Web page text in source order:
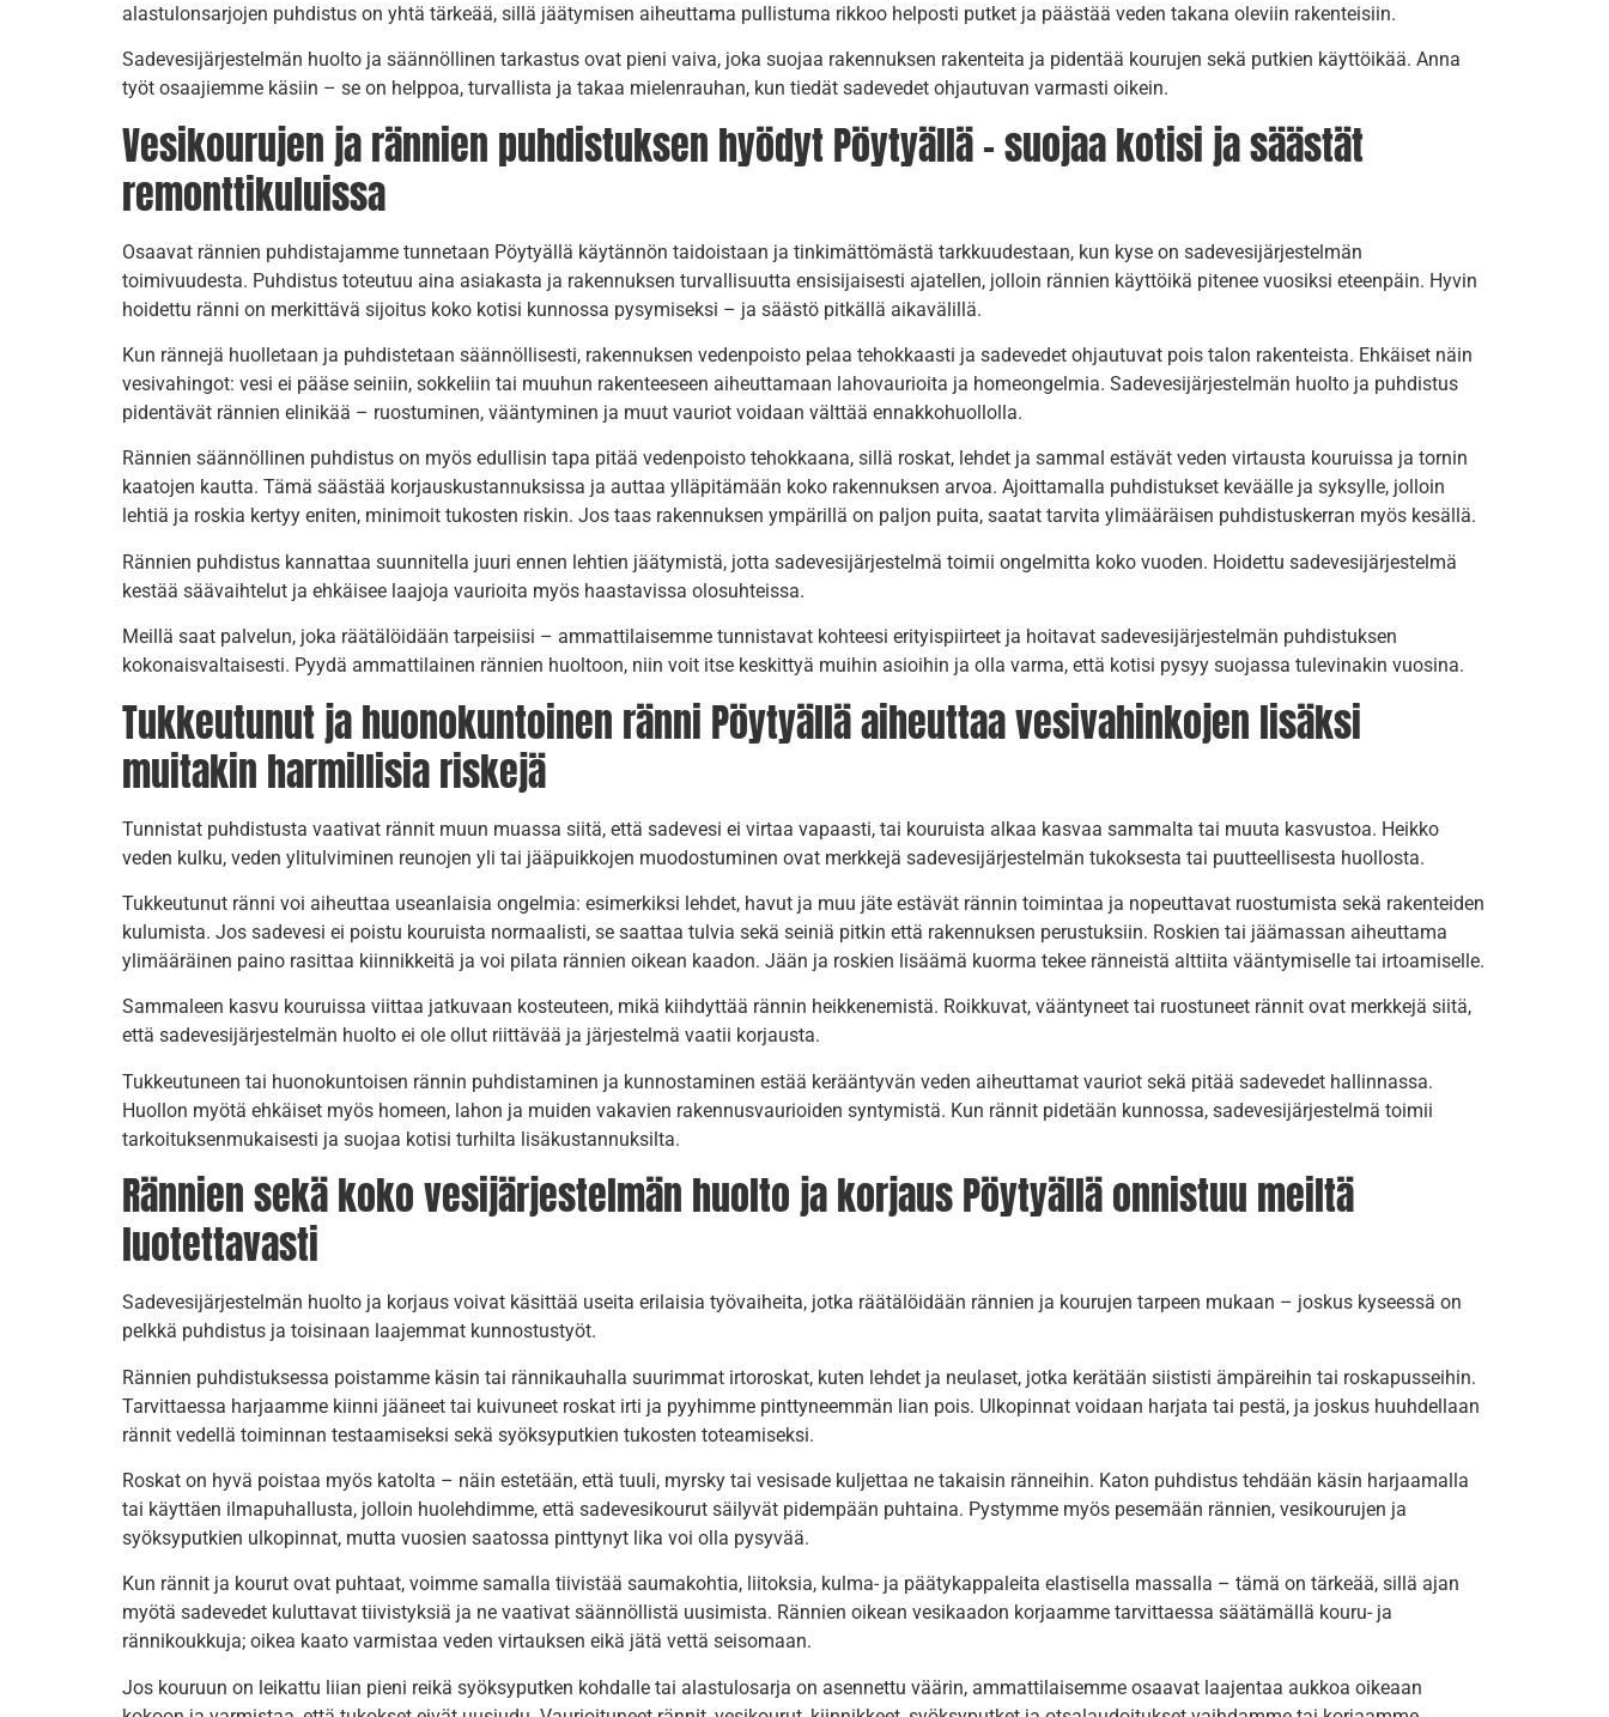
alastulonsarjojen puhdistus on yhtä tärkeää, sillä jäätymisen aiheuttama pullistuma rikkoo helposti putket ja päästää veden takana oleviin rakenteisiin.
Sadevesijärjestelmän huolto ja säännöllinen tarkastus ovat pieni vaiva, joka suojaa rakennuksen rakenteita ja pidentää kourujen sekä putkien käyttöikää. Anna
työt osaajiemme käsiin – se on helppoa, turvallista ja takaa mielenrauhan, kun tiedät sadevedet ohjautuvan varmasti oikein.
Vesikourujen ja rännien puhdistuksen hyödyt Pöytyällä – suojaa kotisi ja säästät
remonttikuluissa
Osaavat rännien puhdistajamme tunnetaan Pöytyällä käytännön taidoistaan ja tinkimättömästä tarkkuudestaan, kun kyse on sadevesijärjestelmän
toimivuudesta. Puhdistus toteutuu aina asiakasta ja rakennuksen turvallisuutta ensisijaisesti ajatellen, jolloin rännien käyttöikä pitenee vuosiksi eteenpäin. Hyvin
hoidettu ränni on merkittävä sijoitus koko kotisi kunnossa pysymiseksi – ja säästö pitkällä aikavälillä.
Kun rännejä huolletaan ja puhdistetaan säännöllisesti, rakennuksen vedenpoisto pelaa tehokkaasti ja sadevedet ohjautuvat pois talon rakenteista. Ehkäiset näin
vesivahingot: vesi ei pääse seiniin, sokkeliin tai muuhun rakenteeseen aiheuttamaan lahovaurioita ja homeongelmia. Sadevesijärjestelmän huolto ja puhdistus
pidentävät rännien elinikää – ruostuminen, vääntyminen ja muut vauriot voidaan välttää ennakkohuollolla.
Rännien säännöllinen puhdistus on myös edullisin tapa pitää vedenpoisto tehokkaana, sillä roskat, lehdet ja sammal estävät veden virtausta kouruissa ja tornin
kaatojen kautta. Tämä säästää korjauskustannuksissa ja auttaa ylläpitämään koko rakennuksen arvoa. Ajoittamalla puhdistukset keväälle ja syksylle, jolloin
lehtiä ja roskia kertyy eniten, minimoit tukosten riskin. Jos taas rakennuksen ympärillä on paljon puita, saatat tarvita ylimääräisen puhdistuskerran myös kesällä.
Rännien puhdistus kannattaa suunnitella juuri ennen lehtien jäätymistä, jotta sadevesijärjestelmä toimii ongelmitta koko vuoden. Hoidettu sadevesijärjestelmä
kestää säävaihtelut ja ehkäisee laajoja vaurioita myös haastavissa olosuhteissa.
Meillä saat palvelun, joka räätälöidään tarpeisiisi – ammattilaisemme tunnistavat kohteesi erityispiirteet ja hoitavat sadevesijärjestelmän puhdistuksen
kokonaisvaltaisesti. Pyydä ammattilainen rännien huoltoon, niin voit itse keskittyä muihin asioihin ja olla varma, että kotisi pysyy suojassa tulevinakin vuosina.
Tukkeutunut ja huonokuntoinen ränni Pöytyällä aiheuttaa vesivahinkojen lisäksi
muitakin harmillisia riskejä
Tunnistat puhdistusta vaativat rännit muun muassa siitä, että sadevesi ei virtaa vapaasti, tai kouruista alkaa kasvaa sammalta tai muuta kasvustoa. Heikko
veden kulku, veden ylitulviminen reunojen yli tai jääpuikkojen muodostuminen ovat merkkejä sadevesijärjestelmän tukoksesta tai puutteellisesta huollosta.
Tukkeutunut ränni voi aiheuttaa useanlaisia ongelmia: esimerkiksi lehdet, havut ja muu jäte estävät rännin toimintaa ja nopeuttavat ruostumista sekä rakenteiden
kulumista. Jos sadevesi ei poistu kouruista normaalisti, se saattaa tulvia sekä seiniä pitkin että rakennuksen perustuksiin. Roskien tai jäämassan aiheuttama
ylimääräinen paino rasittaa kiinnikkeitä ja voi pilata rännien oikean kaadon. Jään ja roskien lisäämä kuorma tekee ränneistä alttiita vääntymiselle tai irtoamiselle.
Sammaleen kasvu kouruissa viittaa jatkuvaan kosteuteen, mikä kiihdyttää rännin heikkenemistä. Roikkuvat, vääntyneet tai ruostuneet rännit ovat merkkejä siitä,
että sadevesijärjestelmän huolto ei ole ollut riittävää ja järjestelmä vaatii korjausta.
Tukkeutuneen tai huonokuntoisen rännin puhdistaminen ja kunnostaminen estää kerääntyvän veden aiheuttamat vauriot sekä pitää sadevedet hallinnassa.
Huollon myötä ehkäiset myös homeen, lahon ja muiden vakavien rakennusvaurioiden syntymistä. Kun rännit pidetään kunnossa, sadevesijärjestelmä toimii
tarkoituksenmukaisesti ja suojaa kotisi turhilta lisäkustannuksilta.
Rännien sekä koko vesijärjestelmän huolto ja korjaus Pöytyällä onnistuu meiltä
luotettavasti
Sadevesijärjestelmän huolto ja korjaus voivat käsittää useita erilaisia työvaiheita, jotka räätälöidään rännien ja kourujen tarpeen mukaan – joskus kyseessä on
pelkkä puhdistus ja toisinaan laajemmat kunnostustyöt.
Rännien puhdistuksessa poistamme käsin tai rännikauhalla suurimmat irtoroskat, kuten lehdet ja neulaset, jotka kerätään siististi ämpäreihin tai roskapusseihin.
Tarvittaessa harjaamme kiinni jääneet tai kuivuneet roskat irti ja pyyhimme pinttyneemmän lian pois. Ulkopinnat voidaan harjata tai pestä, ja joskus huuhdellaan
rännit vedellä toiminnan testaamiseksi sekä syöksyputkien tukosten toteamiseksi.
Roskat on hyvä poistaa myös katolta – näin estetään, että tuuli, myrsky tai vesisade kuljettaa ne takaisin ränneihin. Katon puhdistus tehdään käsin harjaamalla
tai käyttäen ilmapuhallusta, jolloin huolehdimme, että sadevesikourut säilyvät pidempään puhtaina. Pystymme myös pesemään rännien, vesikourujen ja
syöksyputkien ulkopinnat, mutta vuosien saatossa pinttynyt lika voi olla pysyvää.
Kun rännit ja kourut ovat puhtaat, voimme samalla tiivistää saumakohtia, liitoksia, kulma- ja päätykappaleita elastisella massalla – tämä on tärkeää, sillä ajan
myötä sadevedet kuluttavat tiivistyksiä ja ne vaativat säännöllistä uusimista. Rännien oikean vesikaadon korjaamme tarvittaessa säätämällä kouru- ja
rännikoukkuja; oikea kaato varmistaa veden virtauksen eikä jätä vettä seisomaan.
Jos kouruun on leikattu liian pieni reikä syöksyputken kohdalle tai alastulosarja on asennettu väärin, ammattilaisemme osaavat laajentaa aukkoa oikeaan